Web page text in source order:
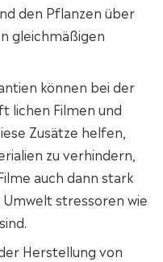
den Pflanzen über
gleichmäßigen
können bei der
lichen Filmen und
Zusätze helfen,
zu verhindern,
auch dann stark
stressoren wie
Herstellung von